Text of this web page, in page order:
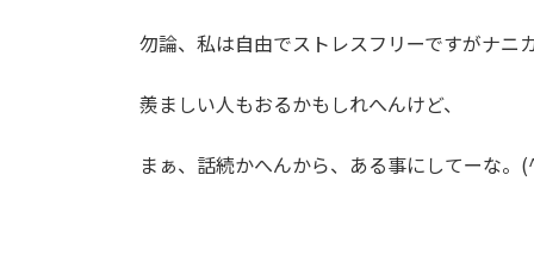
勿論、私は自由でストレスフリーですがナニカ
羨ましい人もおるかもしれへんけど、
まぁ、話続かへんから、ある事にしてーな。